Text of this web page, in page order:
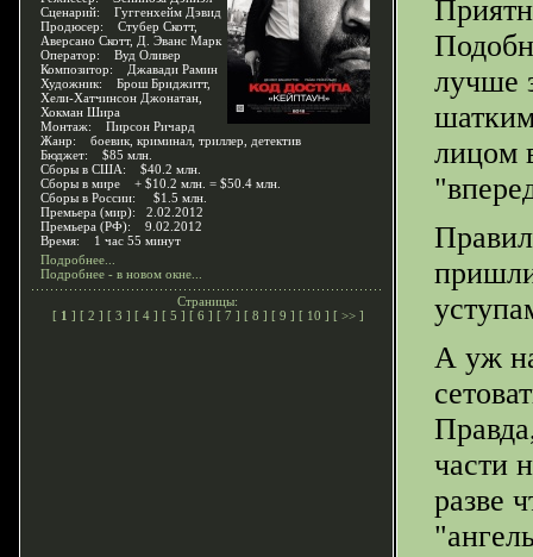
Сценарий: Гуггенхейм Дэвид
Продюсер: Стубер Скотт,
Аверсано Скотт, Д. Эванс Марк
Оператор: Вуд Оливер
Композитор: Джавади Рамин
Художник: Брош Бриджитт,
Хели-Хатчинсон Джонатан,
Хокман Шира
Монтаж: Пирсон Ричард
Жанр: боевик, криминал, триллер, детектив
Бюджет: $85 млн.
Сборы в США: $40.2 млн.
Сборы в мире + $10.2 млн. = $50.4 млн.
Сборы в России: $1.5 млн.
Премьера (мир): 2.02.2012
Премьера (РФ): 9.02.2012
Время: 1 час 55 минут
Подробнее...
Подробнее - в новом окне...
Страницы:
[ 1 ] [ 2 ] [ 3 ] [ 4 ] [ 5 ] [ 6 ] [ 7 ] [ 8 ] [ 9 ] [ 10 ] [ >> ]
лучше
лицом
А уж
части
разве